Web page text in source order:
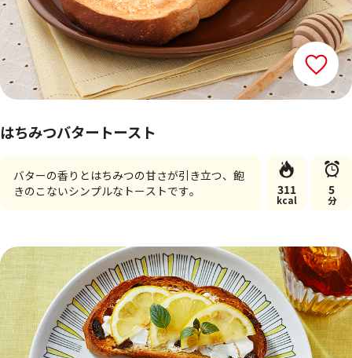
はちみつバタートースト
バターの香りとはちみつの甘さが引き立つ、飽
きのこないシンプルなトーストです。
311
kcal
5
分